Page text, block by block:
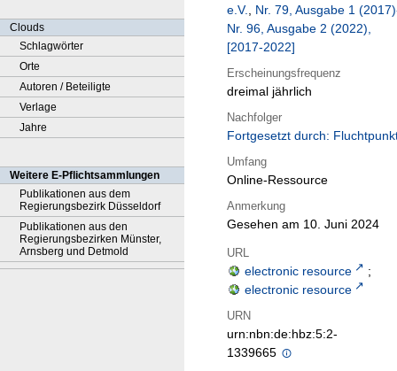
Clouds
Schlagwörter
Orte
Autoren / Beteiligte
Verlage
Jahre
Weitere E-Pflichtsammlungen
Publikationen aus dem
Regierungsbezirk Düsseldorf
Publikationen aus den
Regierungsbezirken Münster,
Arnsberg und Detmold
e.V., Nr. 79, Ausgabe 1
Nr. 96, Ausgabe 2 (2022),
[2017-2022]
Erscheinungsfrequenz
dreimal jährlich
Nachfolger
Fortgesetzt durch:
Umfang
Online-Ressource
Anmerkung
Gesehen am 10. Juni 2024
URL
electronic resource
;
electronic resource
URN
urn:nbn:de:hbz:5:2-
1339665